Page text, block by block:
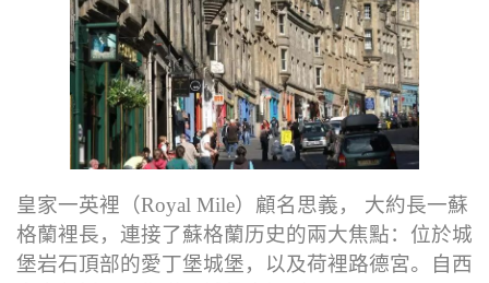
皇家一英裡（Royal Mile）顧名思義， 大約長一蘇
格蘭裡長，連接了蘇格蘭历史的兩大焦點：位於城
堡岩石頂部的愛丁堡城堡，以及荷裡路德宮。自西